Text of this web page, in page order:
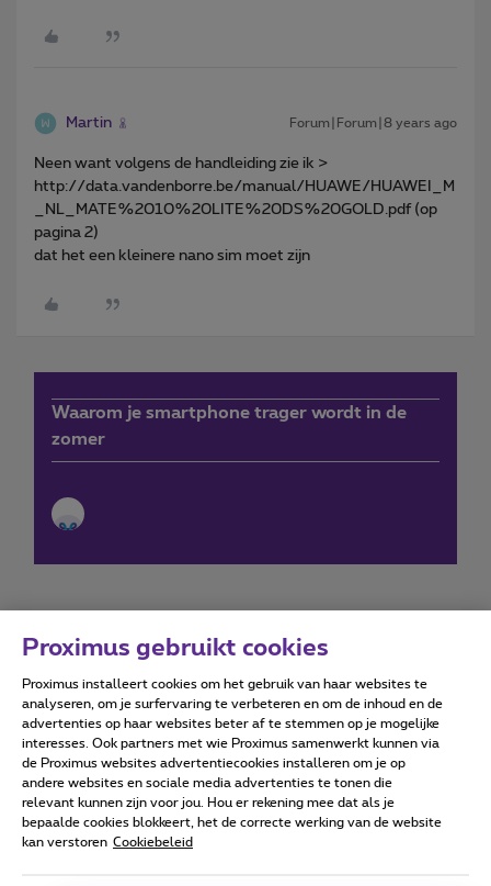
Martin Forum|Forum|8 years ago
Neen want volgens de handleiding zie ik >
http://data.vandenborre.be/manual/HUAWE/HUAWEI_M
_NL_MATE%2010%20LITE%20DS%20GOLD.pdf (op
pagina 2)
dat het een kleinere nano sim moet zijn
Waarom je smartphone trager wordt in de
zomer
Forumvoorwaarden Accessibility statement
Alle rechten voorbehouden. © Proximus
Algemene voorwaarden, consumenteninfo
Proximus gebruikt cookies
Proximus installeert cookies om het gebruik van haar websites te
analyseren, om je surfervaring te verbeteren en om de inhoud en de
advertenties op haar websites beter af te stemmen op je mogelijke
interesses. Ook partners met wie Proximus samenwerkt kunnen via
de Proximus websites advertentiecookies installeren om je op
andere websites en sociale media advertenties te tonen die
relevant kunnen zijn voor jou. Hou er rekening mee dat als je
bepaalde cookies blokkeert, het de correcte werking van de website
kan verstoren Cookiebeleid